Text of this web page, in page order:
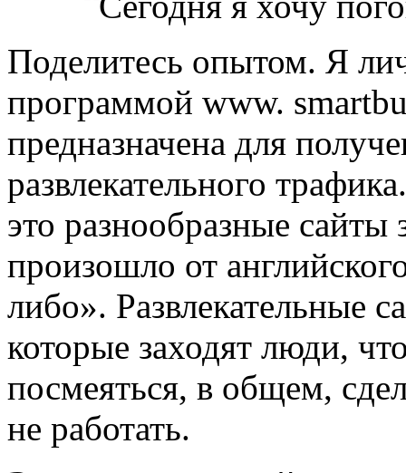
Поделитесь опытом. Я
программой www.
предназначена для
развлекательного
это разнообразные сайты
произошло от
либо». Развлекательные
которые заходят люди,
посмеяться, в общем,
не работать.